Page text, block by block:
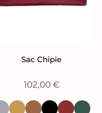
Sac Chipie
102,00 €